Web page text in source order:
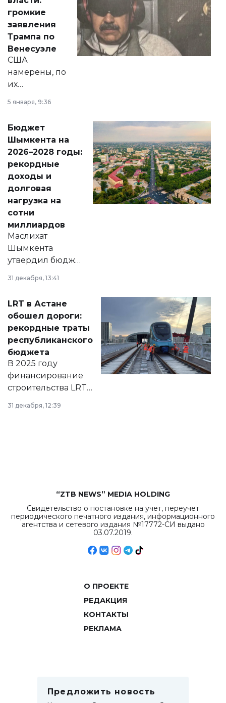
реформах до
вопросов армии,
экономики и
личного здоровья.
громкие
заявления
Трампа по
Венесуэле
США
намерены, по
их
принести
народу
Венесуэлы.
5 января, 9:36
Бюджет
Шымкента на
2026–2028 годы:
рекордные
доходы и
долговая
нагрузка на
сотни
миллиардов
Маслихат
Шымкента
утвердил бюджет
города на 2026–
2028 годы.
документ
появился в базе
нормативных
правовых актов и
на сайте маслихат
города.
31 декабря, 13:41
LRT в Астане
обошел дороги:
рекордные траты
республиканского
бюджета
В 2025 году
финансирование
строительства LRT
в Астане из
республиканского
31 декабря, 12:39
“ZTB NEWS” MEDIA HOLDING
Свидетельство о постановке на учет, переучет
периодического печатного издания, информационного
агентства и сетевого издания №17772-СИ выдано
03.07.2019.
О ПРОЕКТЕ
РЕДАКЦИЯ
КОНТАКТЫ
РЕКЛАМА
Предложить новость